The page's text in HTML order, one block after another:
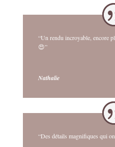
“Un rendu incroyable, encore
😍”
Nathalie
“Des détails magnifiques qui